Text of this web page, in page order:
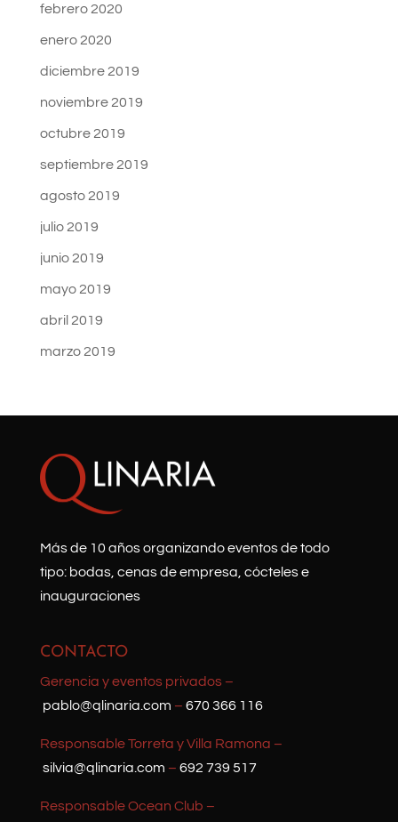
febrero 2020
enero 2020
diciembre 2019
noviembre 2019
octubre 2019
septiembre 2019
agosto 2019
julio 2019
junio 2019
mayo 2019
abril 2019
marzo 2019
Más de 10 años organizando eventos de todo
tipo: bodas, cenas de empresa, cócteles e
inauguraciones
CONTACTO
Gerencia y eventos privados –
pablo@qlinaria.com – 670 366 116
Responsable Torreta y Villa Ramona –
silvia@qlinaria.com – 692 739 517
Responsable Ocean Club –